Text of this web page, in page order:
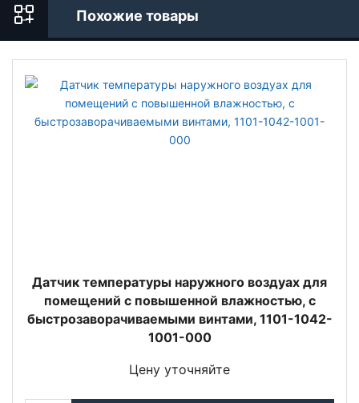
Похожие товары
Датчик температуры наружного воздуах для
помещений с повышенной влажностью, с
быстрозаворачиваемыми винтами, 1101-1042-
1001-000
Цену уточняйте